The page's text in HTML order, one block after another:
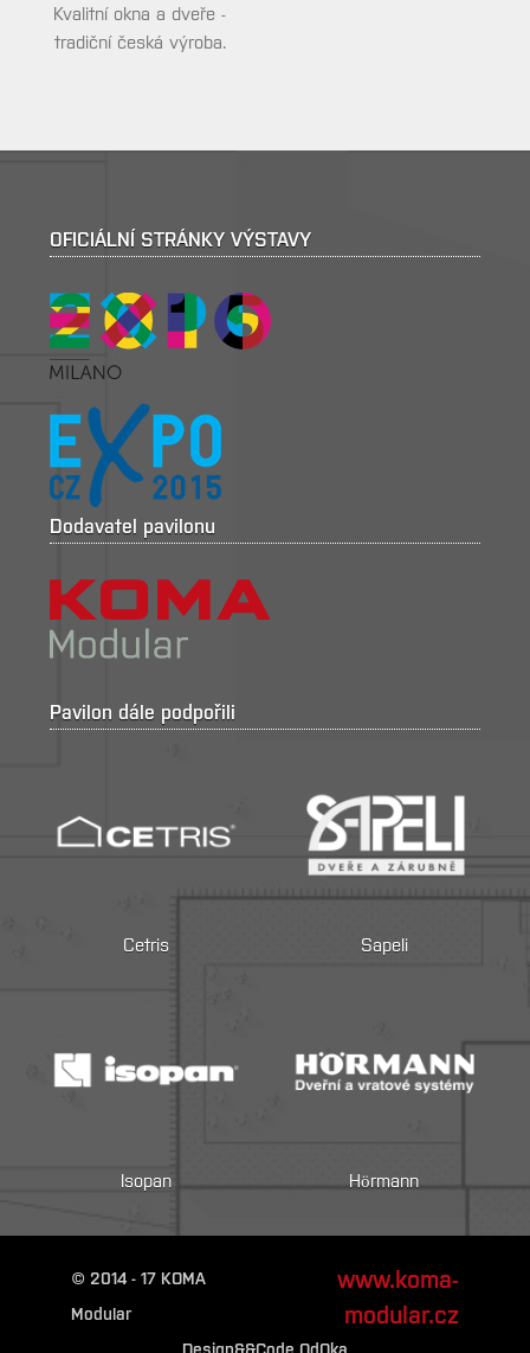
Kvalitní okna a dveře -
tradiční česká výroba.
OFICIÁLNÍ STRÁNKY VÝSTAVY
Dodavatel pavilonu
Pavilon dále podpořili
Cetris Sapeli
Isopan Hörmann
© 2014 - 17 KOMA
Modular
www.koma-
modular.cz
Design&&Code OdOka